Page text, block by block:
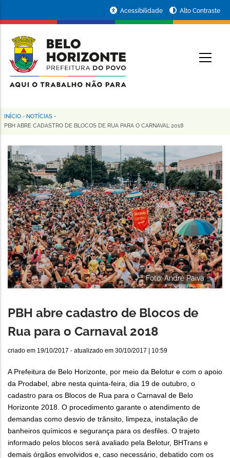
conteúdo
principal
da
Prefeitura
de
Horizonte
Acessibilidade Alto Contraste
Trilha
navegação
INÍCIO - NOTÍCIAS -
PBH ABRE CADASTRO DE BLOCOS DE RUA PARA O CARNAVAL 2018
Foto: André Paiva
PBH abre cadastro de Blocos de
Rua para o Carnaval 2018
criado em 19/10/2017 - atualizado em 30/10/2017 | 10:59
A Prefeitura de Belo Horizonte, por meio da Belotur e com o apoio
da Prodabel, abre nesta quinta-feira, dia 19 de outubro, o
cadastro para os Blocos de Rua para o Carnaval de Belo
Horizonte 2018. O procedimento garante o atendimento de
demandas como desvio de trânsito, limpeza, instalação de
banheiros químicos e segurança para os desfiles. O trajeto
informado pelos blocos será avaliado pela Belotur, BHTrans e
demais órgãos envolvidos e, caso necessário, debatido com os